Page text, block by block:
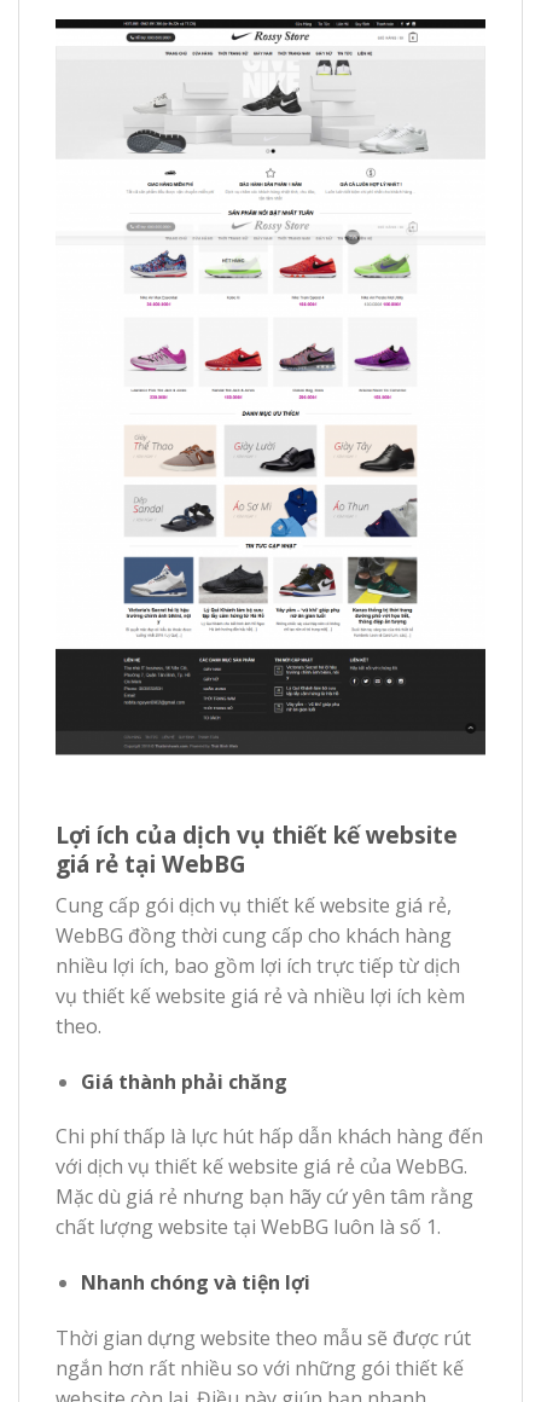
Lợi ích của dịch vụ thiết kế website
giá rẻ tại WebBG
Cung cấp gói dịch vụ thiết kế website giá rẻ,
WebBG đồng thời cung cấp cho khách hàng
nhiều lợi ích, bao gồm lợi ích trực tiếp từ dịch
vụ thiết kế website giá rẻ và nhiều lợi ích kèm
theo.
Giá thành phải chăng
Chi phí thấp là lực hút hấp dẫn khách hàng đến
với dịch vụ thiết kế website giá rẻ của WebBG.
Mặc dù giá rẻ nhưng bạn hãy cứ yên tâm rằng
chất lượng website tại WebBG luôn là số 1.
Nhanh chóng và tiện lợi
Thời gian dựng website theo mẫu sẽ được rút
ngắn hơn rất nhiều so với những gói thiết kế